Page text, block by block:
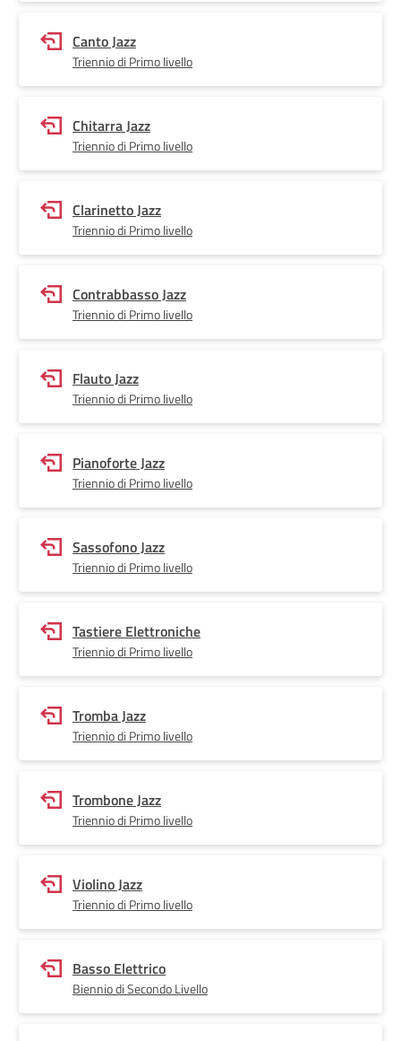
Canto Jazz
Triennio di Primo livello
Chitarra Jazz
Triennio di Primo livello
Clarinetto Jazz
Triennio di Primo livello
Contrabbasso Jazz
Triennio di Primo livello
Flauto Jazz
Triennio di Primo livello
Pianoforte Jazz
Triennio di Primo livello
Sassofono Jazz
Triennio di Primo livello
Tastiere Elettroniche
Triennio di Primo livello
Tromba Jazz
Triennio di Primo livello
Trombone Jazz
Triennio di Primo livello
Violino Jazz
Triennio di Primo livello
Basso Elettrico
Biennio di Secondo Livello